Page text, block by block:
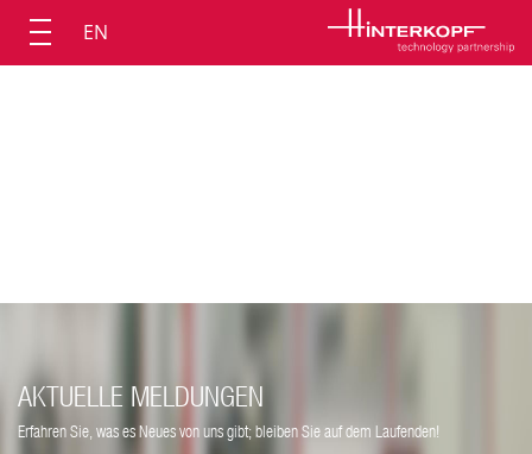
EN
AKTUELLE MELDUNGEN
Erfahren Sie, was es Neues von uns gibt; bleiben Sie auf dem Laufenden!